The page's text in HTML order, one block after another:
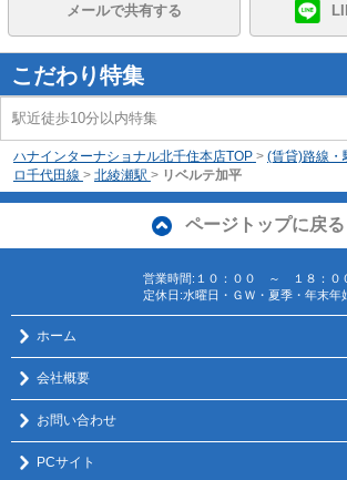
メールで共有する
こだわり特集
駅近徒歩10分以内特集
ハナインターナショナル北千住本店TOP > (賃貸)路線・
ロ千代田線 > 北綾瀬駅 > リベルテ加平
ページトップに戻る
営業時間:１０：００ ～ １８：０
定休日:水曜日・ＧＷ・夏季・年末年
ホーム
会社概要
お問い合わせ
PCサイト